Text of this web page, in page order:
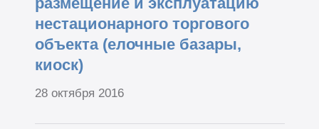
нестационарного торгового
объекта (елочные базары,
киоск)
28 октября 2016